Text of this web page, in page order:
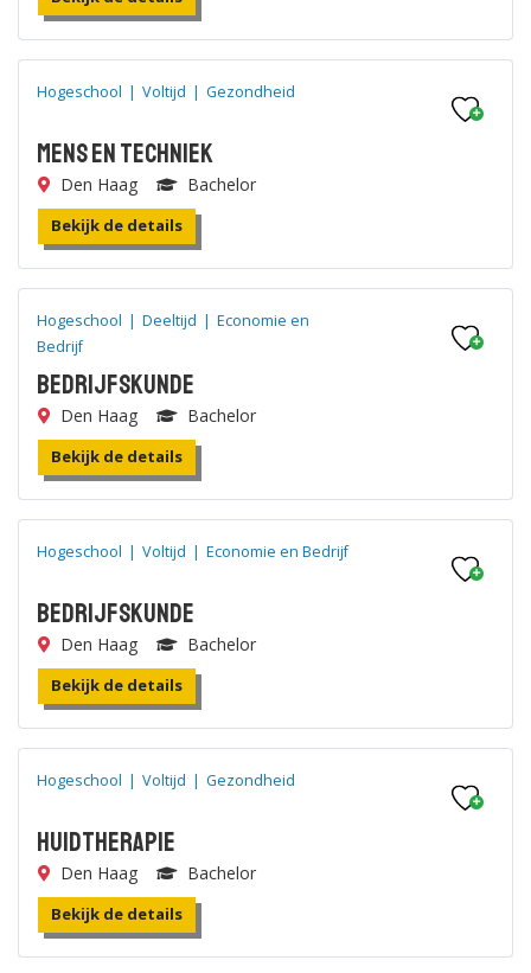
Hogeschool | Voltijd | Gezondheid
Mens en Techniek
Den Haag Bachelor
Bekijk de details
Hogeschool | Deeltijd | Economie en
Bedrijf
Bedrijfskunde
Den Haag Bachelor
Bekijk de details
Hogeschool | Voltijd | Economie en Bedrijf
Bedrijfskunde
Den Haag Bachelor
Bekijk de details
Hogeschool | Voltijd | Gezondheid
Huidtherapie
Den Haag Bachelor
Bekijk de details